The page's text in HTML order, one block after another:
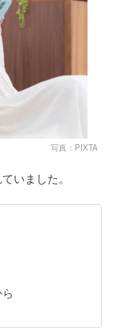
写真：PIXTA
いました。